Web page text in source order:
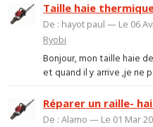
Taille haie
De : hayot paul — Le 06
Ryobi
Bonjour, mon taille haie
et quand il y arrive ,je ne
Réparer un raille-
De : Alamo — Le 01 Mar